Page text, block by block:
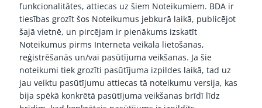
funkcionalitātes, attiecas uz šiem Noteikumiem. BDA ir
tiesības grozīt šos Noteikumus jebkurā laikā, publicējot
šajā vietnē, un pircējam ir pienākums izskatīt
Noteikumus pirms Interneta veikala lietošanas,
reģistrēšanās un/vai pasūtījuma veikšanas. Ja šie
noteikumi tiek grozīti pasūtījuma izpildes laikā, tad uz
jau veiktu pasūtījumu attiecas tā noteikumu versija, kas
bija spēkā konkrētā pasūtījuma veikšanas brīdī līdz